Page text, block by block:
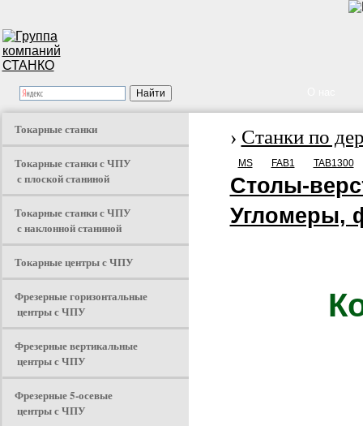
Токарные станки
Токарные станки с ЧПУ
с плоской станиной
Токарные станки с ЧПУ
с наклонной станиной
Токарные центры с ЧПУ
Фрезерные горизонтальные
центры с ЧПУ
Фрезерные вертикальные
центры с ЧПУ
Фрезерные 5-осевые
центры с ЧПУ
› Станки по
MS FAB1 TAB1300
Столы-
Угломеры,